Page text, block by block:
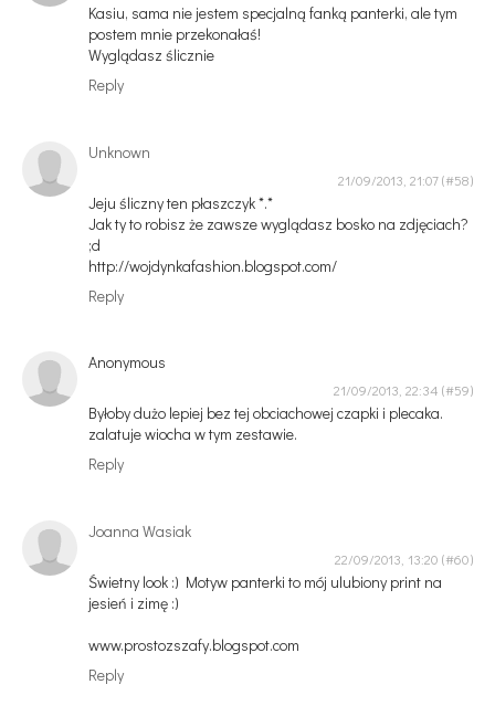
Kasiu, sama nie jestem specjalną fanką panterki, ale tym
postem mnie przekonałaś!
Wyglądasz ślicznie
Reply
Unknown
21/09/2013, 21:07
Jeju śliczny ten płaszczyk *.*
Jak ty to robisz że zawsze wyglądasz bosko na zdjęciach?
;d
http://wojdynkafashion.blogspot.com/
Reply
Anonymous
21/09/2013, 22:34
Byłoby dużo lepiej bez tej obciachowej czapki i plecaka.
zalatuje wiocha w tym zestawie.
Reply
Joanna Wasiak
22/09/2013, 13:20
Świetny look :) Motyw panterki to mój ulubiony print na
jesień i zimę :)
www.prostozszafy.blogspot.com
Reply